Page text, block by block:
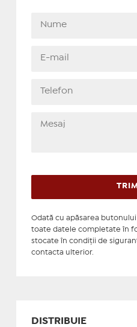
Odată cu apăsarea butonului
toate datele completate în
stocate în condiţii de
contacta ulterior.
DISTRIBUIE